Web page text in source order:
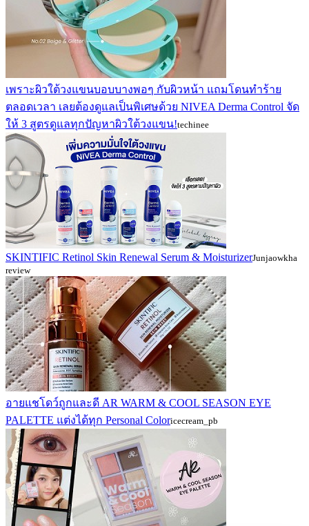
เพราะผิวใต้วงแขนบอบบางพอๆ กับผิวหน้า แถมโดนทำร้าย
ตลอดเวลา เลยต้องดูแลเป็นพิเศษด้วย NIVEA Derma Control จัด
ให้ 3 สูตรดูแลทุกปัญหาผิวใต้วงแขน!techinee
SKINTIFIC Retinol Skin Renewal Serum & MoisturizerJunjaowkha
review
อายแชโดว์ถูกและดี AR WARM & COOL SEASON EYE
PALETTE แต่งได้ทุก Personal Coloricecream_pb